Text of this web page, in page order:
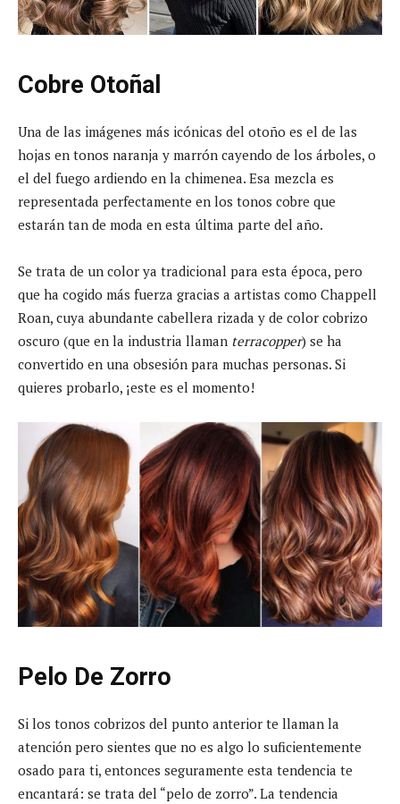
Cobre Otoñal
Una de las imágenes más icónicas del otoño es el de las
hojas en tonos naranja y marrón cayendo de los árboles, o
el del fuego ardiendo en la chimenea. Esa mezcla es
representada perfectamente en los tonos cobre que
estarán tan de moda en esta última parte del año.
Se trata de un color ya tradicional para esta época, pero
que ha cogido más fuerza gracias a artistas como Chappell
Roan, cuya abundante cabellera rizada y de color cobrizo
oscuro (que en la industria llaman terracopper) se ha
convertido en una obsesión para muchas personas. Si
quieres probarlo, ¡este es el momento!
Pelo De Zorro
Si los tonos cobrizos del punto anterior te llaman la
atención pero sientes que no es algo lo suficientemente
osado para ti, entonces seguramente esta tendencia te
encantará: se trata del “pelo de zorro”. La tendencia